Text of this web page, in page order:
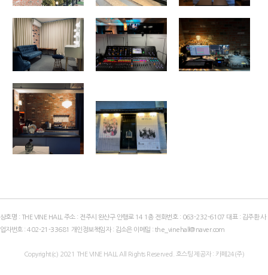
상호명 : THE VINE HALL 주소 : 전주시 완산구 안행로 14 1층 전화번호 : 063-232-6107 대표 : 김주환 사
업자번호 :402-21-33681 개인정보책임자 : 김소은 이메일 :the_vinehall@naver.com
Copyright(c) 2021 THE VINE HALL All Rights Reserved. 호스팅 제공자 : 카페24(주)